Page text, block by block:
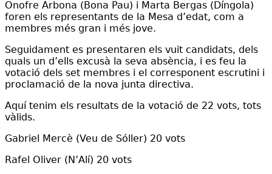
Onofre Arbona (Bona Pau) i Marta Bergas (Díngola)
foren els representants de la Mesa d’edat, com a
membres més gran i més jove.
Seguidament es presentaren els vuit candidats, dels
quals un d’ells excusà la seva absència, i es feu la
votació dels set membres i el corresponent escrutini i
proclamació de la nova junta directiva.
Aquí tenim els resultats de la votació de 22 vots, tots
vàlids.
Gabriel Mercè (Veu de Sóller) 20 vots
Rafel Oliver (N’Alí) 20 vots